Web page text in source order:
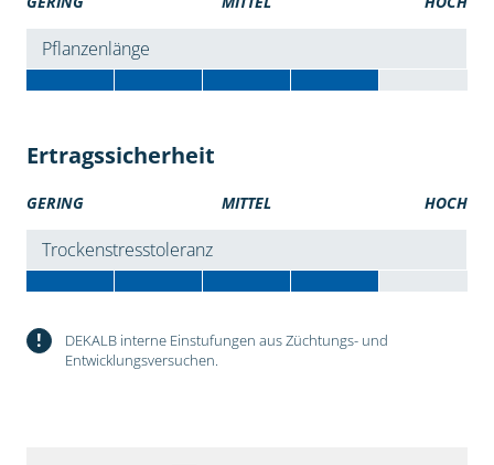
Pflanzenlänge
Ertragssicherheit
GERING MITTEL HOCH
Trockenstresstoleranz
!
DEKALB interne Einstufungen aus Züchtungs- und
Entwicklungsversuchen.